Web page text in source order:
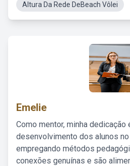
Altura Da Rede DeBeach Vôlei
Emelie
Como mentor, minha dedicação
desenvolvimento dos alunos
empregando métodos
conexões genuínas e são